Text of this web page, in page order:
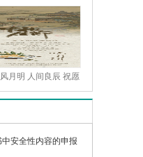
南
月明 人间良辰 祝愿
安全性内容的申报